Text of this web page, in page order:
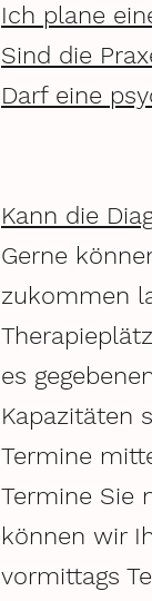
Ich plane
Sind die
Darf eine
Kann die
Gerne
zukommen
es
Kapazitäten
Termine
Termine Sie
können wir
vormittags